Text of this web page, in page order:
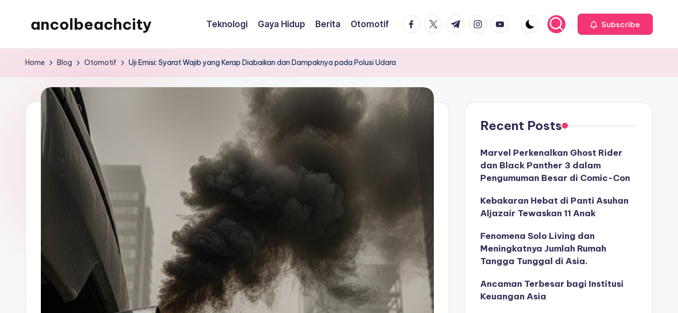
ancolbeachcity Teknologi Gaya Hidup Berita Otomotif facebook.com
twitter.com
t.me instagram.com
youtube.com Subscribe
Home Blog Otomotif Uji Emisi: Syarat Wajib yang Kerap Diabaikan dan Dampaknya pada Polusi Udara
Recent Posts
Marvel Perkenalkan Ghost Rider
dan Black Panther 3 dalam
Pengumuman Besar di Comic-Con
Kebakaran Hebat di Panti Asuhan
Aljazair Tewaskan 11 Anak
Fenomena Solo Living dan
Meningkatnya Jumlah Rumah
Tangga Tunggal di Asia.
Ancaman Terbesar bagi Institusi
Keuangan Asia